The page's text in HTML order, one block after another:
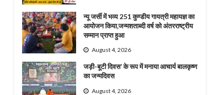
न्यू जर्सी में भव्य 251 कुण्डीय गायत्री महायज्ञ का
आयोजन किया,जन्मशताब्दी वर्ष को अंतरराष्ट्रीय
सम्मान प्राप्त हुआ
August 4, 2026
जड़ी-बूटी दिवस’ के रूप में मनाया आचार्य बालकृष्ण
का जन्मदिवस
August 4, 2026